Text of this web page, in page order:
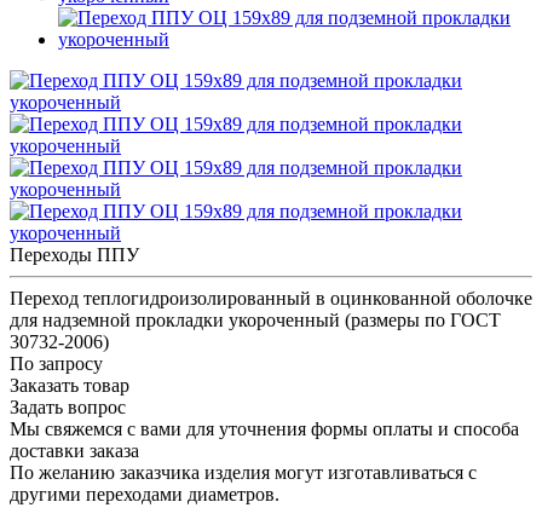
Переходы ППУ
Переход теплогидроизолированный в оцинкованной оболочке
для надземной прокладки укороченный (размеры по ГОСТ
30732-2006)
По запросу
Заказать товар
Задать вопрос
Мы свяжемся с вами для уточнения формы оплаты и способа
доставки заказа
По желанию заказчика изделия могут изготавливаться с
другими переходами диаметров.